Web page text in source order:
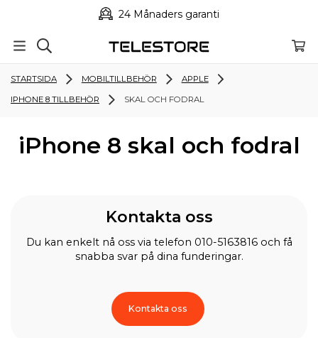
24 Månaders garanti
STARTSIDA MOBILTILLBEHÖR APPLE
IPHONE 8 TILLBEHÖR SKAL OCH FODRAL
iPhone 8 skal och fodral
Kontakta oss
Du kan enkelt nå oss via telefon 010-5163816 och få
snabba svar på dina funderingar.
Kontakta oss